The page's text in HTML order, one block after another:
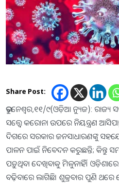
Share Post:
ଭୁବନେଶ୍ୱର,୧୧/୯(ଓଡ଼ିଆ ନ୍ୟୁଜ): ରାଜ୍ୟ
ସତ୍ତ୍ୱେ କରୋନା ଉପରେ ନିୟନ୍ତ୍ରଣ
ଦିଗରେ ସରକାର ଜନସାଧାରଣଙ୍କୁ
ପାଳନ ପାଇଁ ନିବେଦନ କରୁଛନ୍ତି; କିନ୍ତୁ
ପଡ଼ୁଥିବା ଦେଖିବାକୁ ମିଳୁନାହିଁ।
ବଢ଼ିବାରେ ଲାଗିଛି। ଶୁକ୍ରବାର ପୁଣି